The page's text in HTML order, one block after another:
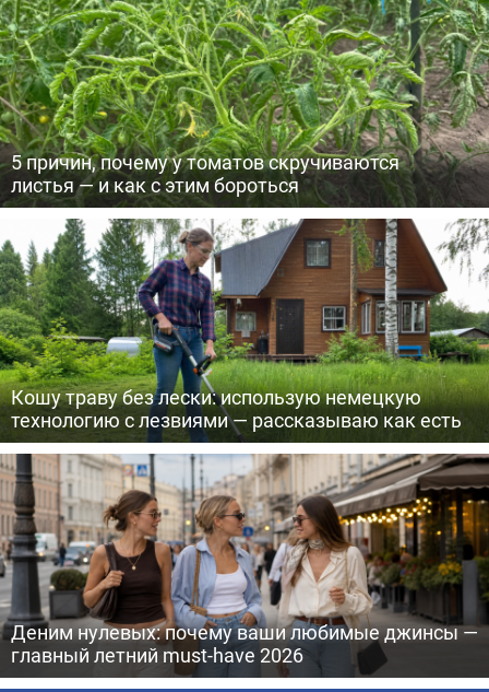
5 причин, почему у томатов скручиваются
листья — и как с этим бороться
Кошу траву без лески: использую немецкую
технологию с лезвиями — рассказываю как есть
Деним нулевых: почему ваши любимые джинсы —
главный летний must-have 2026